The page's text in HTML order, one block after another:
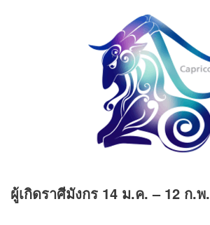
ผู้เกิดราศีมังกร 14 ม.ค. – 12 ก.พ.